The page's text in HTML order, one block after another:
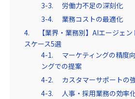
労働力不足の深刻化
業務コストの最適化
【業界・業務別】AIエージェ
スケース5選
マーケティングの精度
ングでの提案
カスタマーサポートの
人事・採用業務の効率